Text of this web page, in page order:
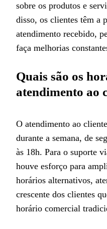
sobre os produtos e
disso, os clientes têm a
atendimento recebido,
faça melhorias
Quais são os
atendimento ao
O atendimento ao
durante a semana, de
às 18h. Para o suporte
houve esforço para
horários alternativos,
crescente dos clientes
horário comercial